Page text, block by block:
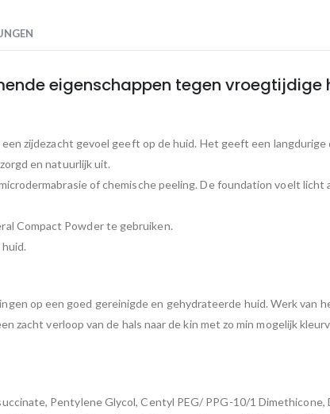
eigenschappen tegen
zijdezacht gevoel geeft op de huid. Het geeft een
en natuurlijk uit.
of chemische peeling. De foundation voelt
Compact Powder te gebruiken.
op een goed gereinigde en gehydrateerde huid. Werk van
zacht verloop van de hals naar de kin met zo min mogelijk
Pentylene Glycol, Centyl PEG/ PPG-10/1